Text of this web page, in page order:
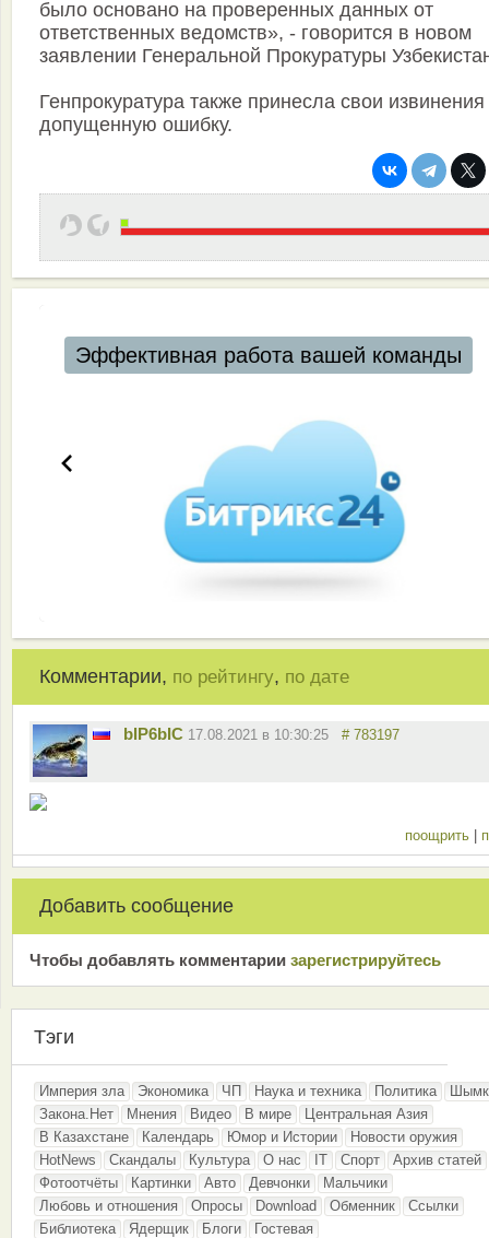
было основано на проверенных данных от
ответственных ведомств», - говорится в новом
заявлении Генеральной Прокуратуры
Генпрокуратура также принесла свои извинения
допущенную ошибку.
Эффективная работа вашей команды
Комментарии, по рейтингу, по дате
bIP6bIC 17.08.2021 в 10:30:25 # 783197
поощрить |
Добавить сообщение
Чтобы добавлять комментарии зарeгиcтрирyйтeсь
Тэги
Империя зла Экономика ЧП Наука и техника Политика
Закона.Нет
Мнения Видео В мире
Центральная Азия
В Казахстане
Календарь Юмор и Истории
Новости оружия
HotNews
Скандалы Культура О нас IT Спорт
Архив статей
Фотоотчёты
Картинки Авто Девчонки
Мальчики
Любовь и отношения
Опросы Download Обменник
Ссылки
Библиотека
Ядерщик Блоги Гостевая